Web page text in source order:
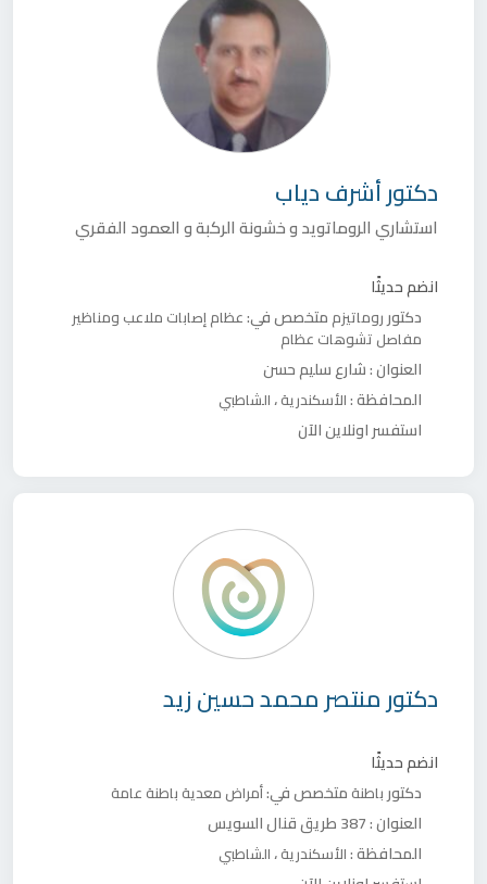
دكتورأشرف دياب
استشاري الروماتويد و خشونة الركبة و العمود الفقري
انضم حديثًا
دكتور روماتيزم متخصص في:عظامإصابات ملاعب ومناظير
مفاصل تشوهات عظام
العنوان :شارع سليم حسن
المحافظة :الأسكندرية،الشاطبي
استفسر اونلاين الآن
دكتورمنتصر محمد حسين زيد
انضم حديثًا
دكتور باطنةمتخصص في:أمراض معديةباطنة عامة
العنوان :387 طريق قنال السويس
المحافظة :الأسكندرية،الشاطبي